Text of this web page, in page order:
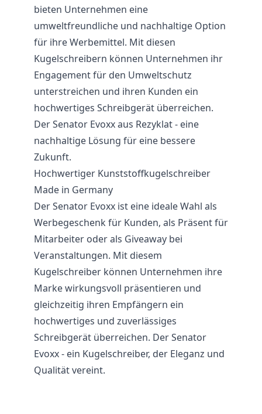
bieten Unternehmen eine
umweltfreundliche und nachhaltige Option
für ihre Werbemittel. Mit diesen
Kugelschreibern können Unternehmen ihr
Engagement für den Umweltschutz
unterstreichen und ihren Kunden ein
hochwertiges Schreibgerät überreichen.
Der Senator Evoxx aus Rezyklat - eine
nachhaltige Lösung für eine bessere
Zukunft.
Hochwertiger Kunststoffkugelschreiber
Made in Germany
Der Senator Evoxx ist eine ideale Wahl als
Werbegeschenk für Kunden, als Präsent für
Mitarbeiter oder als Giveaway bei
Veranstaltungen. Mit diesem
Kugelschreiber können Unternehmen ihre
Marke wirkungsvoll präsentieren und
gleichzeitig ihren Empfängern ein
hochwertiges und zuverlässiges
Schreibgerät überreichen. Der Senator
Evoxx - ein Kugelschreiber, der Eleganz und
Qualität vereint.